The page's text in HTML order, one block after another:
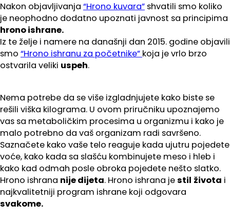
Nakon objavljivanja “Hrono kuvara” shvatili smo koliko
je neophodno dodatno upoznati javnost sa principima
hrono ishrane.
Iz te želje i namere na današnji dan 2015. godine objavili
smo “Hrono ishranu za početnike” koja je vrlo brzo
ostvarila veliki uspeh.
Nema potrebe da se više izgladnjujete kako biste se
rešili viška kilograma. U ovom priručniku upoznajemo
vas sa metaboličkim procesima u organizmu i kako je
malo potrebno da vaš organizam radi savršeno.
Saznačete kako vaše telo reaguje kada ujutru pojedete
voće, kako kada sa slašću kombinujete meso i hleb i
kako kad odmah posle obroka pojedete nešto slatko.
Hrono ishrana nije dijeta. Hrono ishrana jestil života i
najkvalitetniji program ishrane koji odgovara
svakome.